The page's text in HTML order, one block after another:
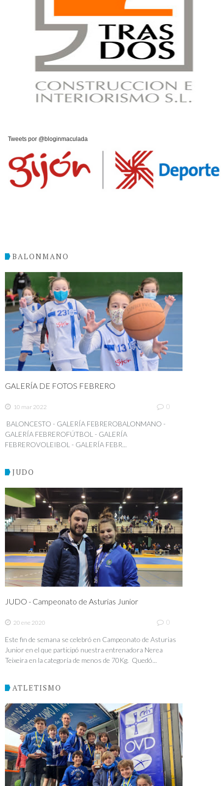
Tweets por @bloginmaculada
BALONMANO
GALERÍA DE FOTOS FEBRERO
10 mar 2022 0
BALONCESTO - GALERÍA FEBREROBALONMANO -
GALERÍA FEBREROFÚTBOL - GALERÍA
FEBREROVOLEIBOL - GALERÍA FEBR...
JUDO
JUDO - Campeonato de Asturias Junior
20 ene 2020 0
Este fin de semana se celebró en Campeonato de Asturias
Junior en el que participó nuestra entrenadora Nerea
Teixeira en la categoría de menos de 70Kg. Quedó...
ATLETISMO